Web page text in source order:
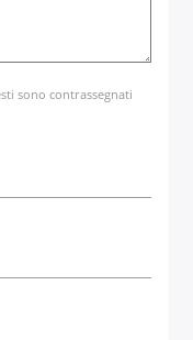
sono contrassegnati